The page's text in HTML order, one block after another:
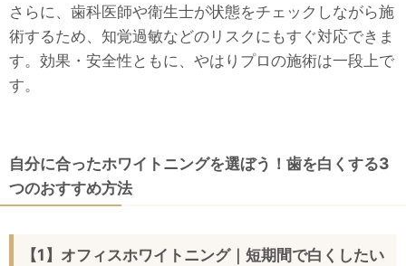
さらに、歯科医師や衛生士が状態をチェックしながら施
術するため、知覚過敏などのリスクにもすぐ対応できま
す。効果・安全性ともに、やはりプロの施術は一段上で
す。
自分に合ったホワイトニングを選ぼう！歯を白くする3
つのおすすめ方法
【1】オフィスホワイトニング｜短期間で白くしたい